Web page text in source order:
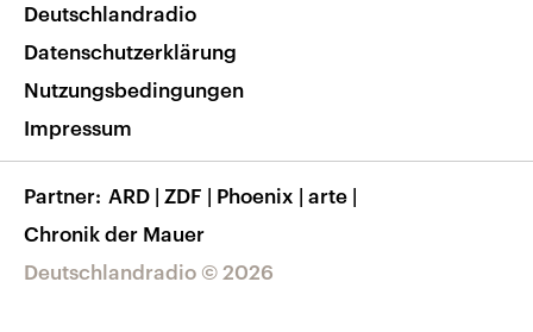
Nachrichten App
Frequenzen
Veranstaltungen
Musikliste
RSS
Barrierefreiheit
Deutschlandradio © 2026
Deutschlandradio
Datenschutzerklärung
Nutzungsbedingungen
Impressum
Partner ARD | ZDF | Phoenix | arte |
Chronik der Mauer